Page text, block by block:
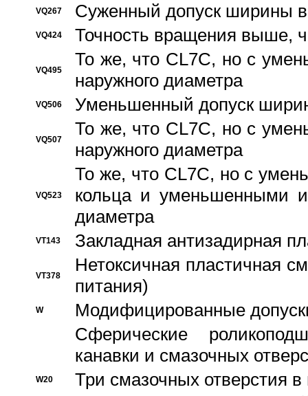
VQ267 Суженный допуск ширины
VQ424 Точность вращения выше,
VQ495
То же, что CL7C, но с
наружного диаметра
VQ506 Уменьшенный допуск
VQ507
То же, что CL7C, но с
наружного диаметра
VQ523
То же, что CL7C, но с
кольца и уменьшенными
диаметра
VT143 Закладная антизадирная
VT378
Нетоксичная пластичная
питания)
W
Модифицированные
Сферические
канавки и смазочных
W20 Три смазочных отверстия